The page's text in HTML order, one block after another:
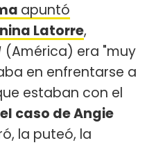
apuntó
Latorre,
(América) era "muy
en enfrentarse a
estaban con el
caso de Angie
la puteó, la